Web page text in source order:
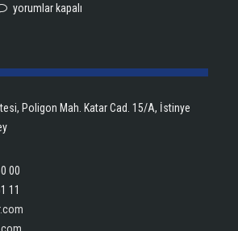
Lanlana
Eylül
Rekoruyla
Avrupa
yorumlar kapalı
Poligon Mah. Katar Cad. 15/A, İstinye
00
11